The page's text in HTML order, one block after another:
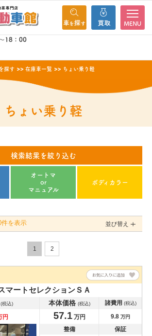
MENU
18：00
探す 在庫車一覧 ちょい乗り軽
ちょい乗り軽
検索結果を絞り込む
ボディカラー
オートマ
or
マニュアル
件を表示 並び替え
1 2
マートセレクションＳＡ
(税込) 本体価格 (税込) 諸費用 (税込)
円 57.1万円 9.8 万円
整備 保証